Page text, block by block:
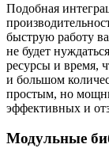
Подобная
быструю работу
не будет
ресурсы и время,
и большом
простым, но
эффективных и
Модульные